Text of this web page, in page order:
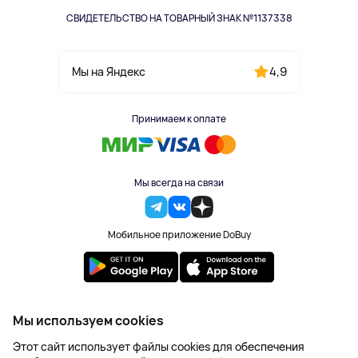
СВИДЕТЕЛЬСТВО НА ТОВАРНЫЙ ЗНАК №1137338
Мы на Яндекс 4,9
Принимаем к оплате
Мы всегда на связи
Мобильное приложение DoBuy
2023-2026 © DoBuy. Все права защищены
Правила обработки персональных данных
Пользовательское соглашение
Мы используем cookies
Этот сайт использует файлы cookies для обеспечения